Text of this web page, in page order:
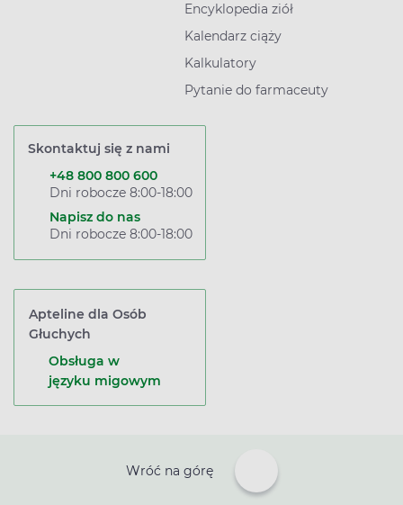
Encyklopedia ziół
Kalendarz ciąży
Kalkulatory
Pytanie do farmaceuty
Skontaktuj się z nami
+48 800 800 600
Dni robocze 8:00-18:00
Napisz do nas
Dni robocze 8:00-18:00
Apteline dla Osób
Głuchych
Obsługa w
języku migowym
Wróć na górę